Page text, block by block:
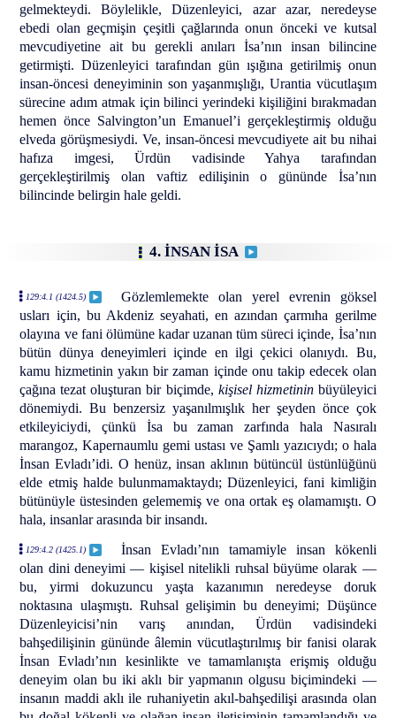
gelmekteydi. Böylelikle, Düzenleyici, azar azar, neredeyse
ebedi olan geçmişin çeşitli çağlarında onun önceki ve kutsal
mevcudiyetine ait bu gerekli anıları İsa’nın insan bilincine
getirmişti. Düzenleyici tarafından gün ışığına getirilmiş onun
insan-öncesi deneyiminin son yaşanmışlığı, Urantia vücutlaşım
sürecine adım atmak için bilinci yerindeki kişiliğini bırakmadan
hemen önce Salvington’un Emanuel’i gerçekleştirmiş olduğu
elveda görüşmesiydi. Ve, insan-öncesi mevcudiyete ait bu nihai
hafıza imgesi, Ürdün vadisinde Yahya tarafından
gerçekleştirilmiş olan vaftiz edilişinin o gününde İsa’nın
bilincinde belirgin hale geldi.
4. İNSAN İSA
129:4.1 (1424.5)
Gözlemlemekte olan yerel evrenin göksel
usları için, bu Akdeniz seyahati, en azından çarmıha gerilme
olayına ve fani ölümüne kadar uzanan tüm süreci içinde, İsa’nın
bütün dünya deneyimleri içinde en ilgi çekici olanıydı. Bu,
kamu hizmetinin yakın bir zaman içinde onu takip edecek olan
çağına tezat oluşturan bir biçimde, kişisel hizmetininbüyüleyici
dönemiydi. Bu benzersiz yaşanılmışlık her şeyden önce çok
etkileyiciydi, çünkü İsa bu zaman zarfında hala Nasıralı
marangoz, Kapernaumlu gemi ustası ve Şamlı yazıcıydı; o hala
İnsan Evladı’idi. O henüz, insan aklının bütüncül üstünlüğünü
elde etmiş halde bulunmamaktaydı; Düzenleyici, fani kimliğin
bütünüyle üstesinden gelememiş ve ona ortak eş olamamıştı. O
hala, insanlar arasında bir insandı.
129:4.2 (1425.1)
İnsan Evladı’nın tamamiyle insan kökenli
olan dini deneyimi — kişisel nitelikli ruhsal büyüme olarak —
bu, yirmi dokuzuncu yaşta kazanımın neredeyse doruk
noktasına ulaşmıştı. Ruhsal gelişimin bu deneyimi; Düşünce
Düzenleyicisi’nin varış anından, Ürdün vadisindeki
bahşedilişinin gününde âlemin vücutlaştırılmış bir fanisi olarak
İnsan Evladı’nın kesinlikte ve tamamlanışta erişmiş olduğu
deneyim olan bu iki aklı bir yapmanın olgusu biçimindeki —
insanın maddi aklı ile ruhaniyetin akıl-bahşedilişi arasında olan